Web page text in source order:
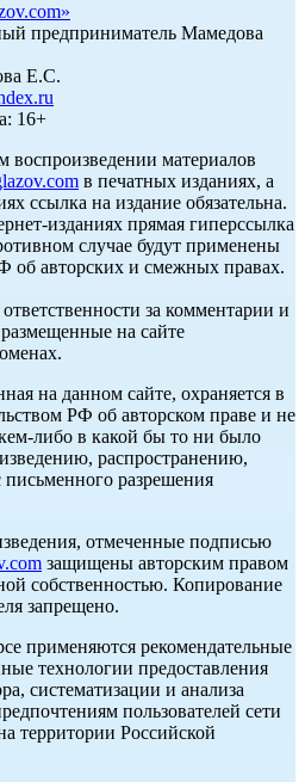
»
предприниматель Мамедова
Е.С.
16+
материалов
в печатных изданиях, а
ссылка на издание обязательна.
изданиях прямая гиперссылка
случае будут применены
об авторских и смежных правах.
за комментарии и
на сайте
на данном сайте, охраняется в
РФ об авторском праве и не
либо в какой бы то ни было
распространению,
письменного разрешения
отмеченные подписью
защищены авторским правом
собственностью. Копирование
запрещено.
применяются рекомендательные
технологии предоставления
систематизации и анализа
пользователей сети
территории Российской